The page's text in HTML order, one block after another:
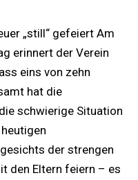
„still“ gefeiert Am
erinnert der Verein
eins von zehn
hat die
schwierige Situation
der strengen
den Eltern feiern – es